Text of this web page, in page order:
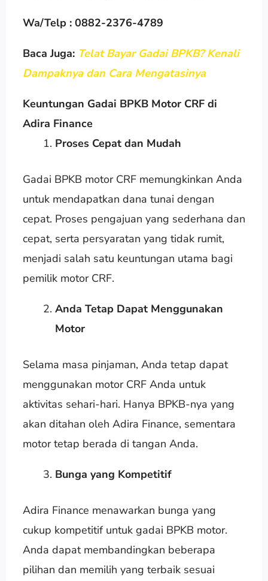
Wa/Telp : 0882-2376-4789
Baca Juga: Telat Bayar Gadai BPKB? Kenali
Dampaknya dan Cara Mengatasinya
Keuntungan Gadai BPKB Motor CRF di
Adira Finance
Proses Cepat dan Mudah
Gadai BPKB motor CRF memungkinkan Anda
untuk mendapatkan dana tunai dengan
cepat. Proses pengajuan yang sederhana dan
cepat, serta persyaratan yang tidak rumit,
menjadi salah satu keuntungan utama bagi
pemilik motor CRF.
Anda Tetap Dapat Menggunakan
Motor
Selama masa pinjaman, Anda tetap dapat
menggunakan motor CRF Anda untuk
aktivitas sehari-hari. Hanya BPKB-nya yang
akan ditahan oleh Adira Finance, sementara
motor tetap berada di tangan Anda.
Bunga yang Kompetitif
Adira Finance menawarkan bunga yang
cukup kompetitif untuk gadai BPKB motor.
Anda dapat membandingkan beberapa
pilihan dan memilih yang terbaik sesuai